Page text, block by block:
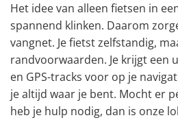
Het idee van alleen fietsen in
spannend klinken. Daarom
vangnet. Je fietst zelfstandig,
randvoorwaarden. Je krijgt een
en GPS-tracks voor op je
je altijd waar je bent. Mocht er
heb je hulp nodig, dan is onze